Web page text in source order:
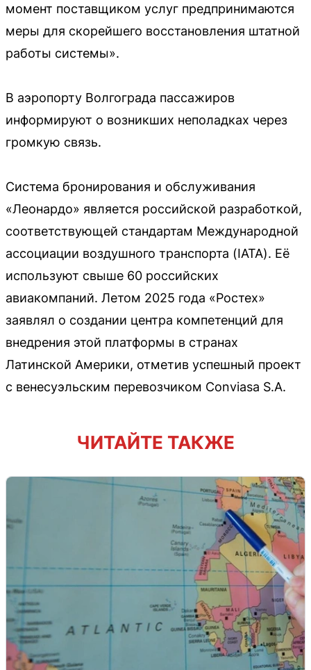
момент поставщиком услуг предпринимаются
меры для скорейшего восстановления штатной
работы системы».
В аэропорту Волгограда пассажиров
информируют о возникших неполадках через
громкую связь.
Система бронирования и обслуживания
«Леонардо» является российской разработкой,
соответствующей стандартам Международной
ассоциации воздушного транспорта (IATA). Её
используют свыше 60 российских
авиакомпаний. Летом 2025 года «Ростех»
заявлял о создании центра компетенций для
внедрения этой платформы в странах
Латинской Америки, отметив успешный проект
с венесуэльским перевозчиком Conviasa S.A.
ЧИТАЙТЕ ТАКЖЕ